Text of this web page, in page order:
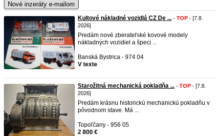
Nové inzeráty e-mailom
Kultové nákladné vozidlá CZ De ... - TOP - [7.8.
2026]
Predám nové zberateľské kovové modely
nákladných vozidiel a špeci ...
Banská Bystrica - 974 04
V texte
Starožitná mechanická pokladňa ... - TOP - [7.8.
2026]
Predám krásnu historickú mechanickú pokladňu v
pôvodnom stave. Má ...
Topoľčany - 956 05
2 800 €